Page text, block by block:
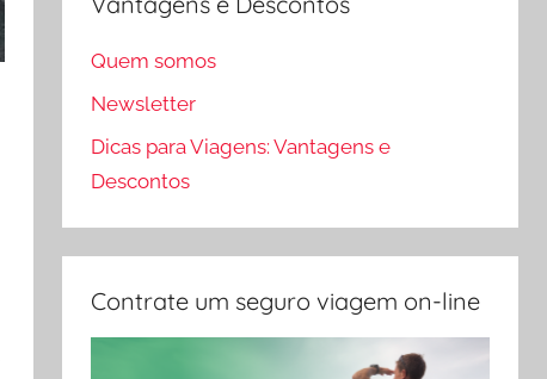
Quem somos
Newsletter
Dicas para Viagens: Vantagens e
Descontos
Contrate um seguro viagem on-line